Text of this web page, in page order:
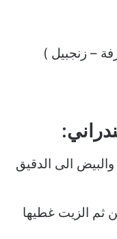
– زنجبيل )
الى الدقيق
ثم الزيت غطيها